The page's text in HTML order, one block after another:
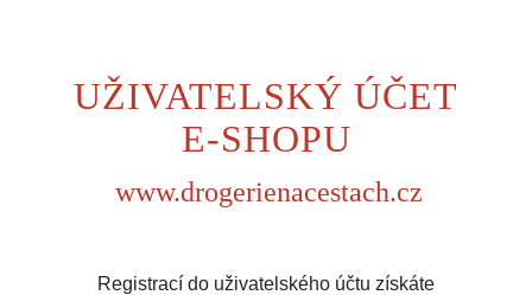
UŽIVATELSKÝ ÚČET
E-SHOPU
www.drogerienacestach.cz
Registrací do uživatelského účtu získáte